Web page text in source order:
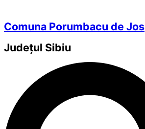
Comuna Porumbacu de Jos
Județul Sibiu